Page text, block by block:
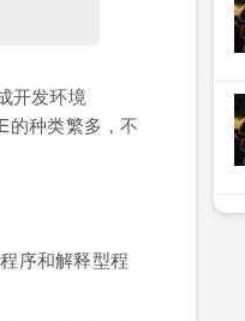
开发环境
的种类繁多，不
序和解释型程